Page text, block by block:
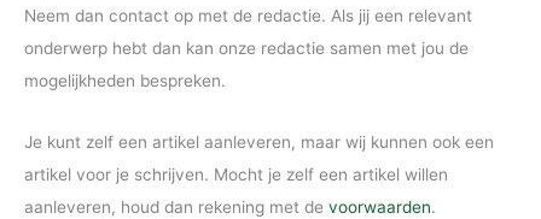
Neem dan contact op met de redactie. Als jij een relevant
onderwerp hebt dan kan onze redactie samen met jou de
mogelijkheden bespreken.
Je kunt zelf een artikel aanleveren, maar wij kunnen ook een
artikel voor je schrijven. Mocht je zelf een artikel willen
aanleveren, houd dan rekening met de voorwaarden.